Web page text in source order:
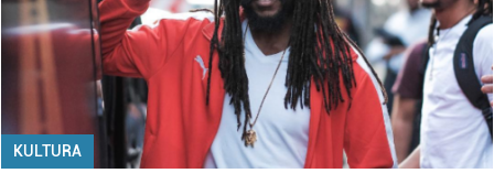
KULTURA